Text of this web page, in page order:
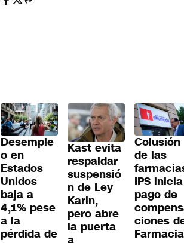
Desemple
o en
Estados
Unidos
baja a
4,1% pese
a la
pérdida de
Kast evita
respaldar
suspensió
n de Ley
Karin,
pero abre
la puerta
Colusión
de las
IPS inicia
pago de
ciones